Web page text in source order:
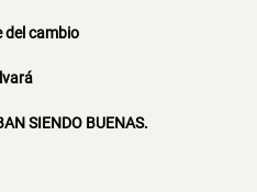
del cambio
SIENDO BUENAS.